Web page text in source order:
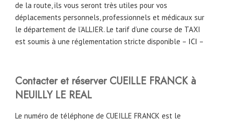
de la route, ils vous seront très utiles pour vos
déplacements personnels, professionnels et médicaux sur
le département de l’ALLIER. Le tarif d’une course de TAXI
est soumis à une réglementation stricte disponible – ICI –
Contacter et réserver CUEILLE FRANCK à
NEUILLY LE REAL
Le numéro de téléphone de CUEILLE FRANCK est le